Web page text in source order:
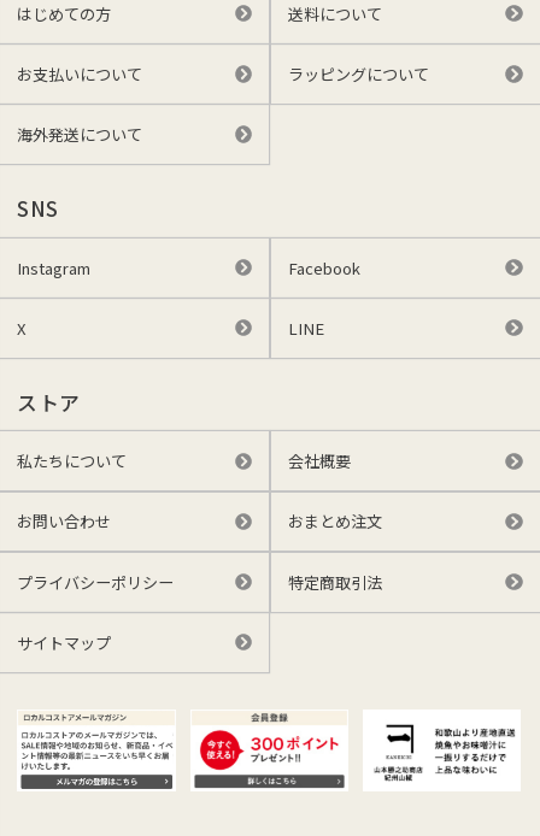
はじめての方 送料について
お支払いについて ラッピングについて
海外発送について
SNS
Instagram Facebook
X LINE
ストア
私たちについて 会社概要
お問い合わせ おまとめ注文
プライバシーポリシー 特定商取引法
サイトマップ